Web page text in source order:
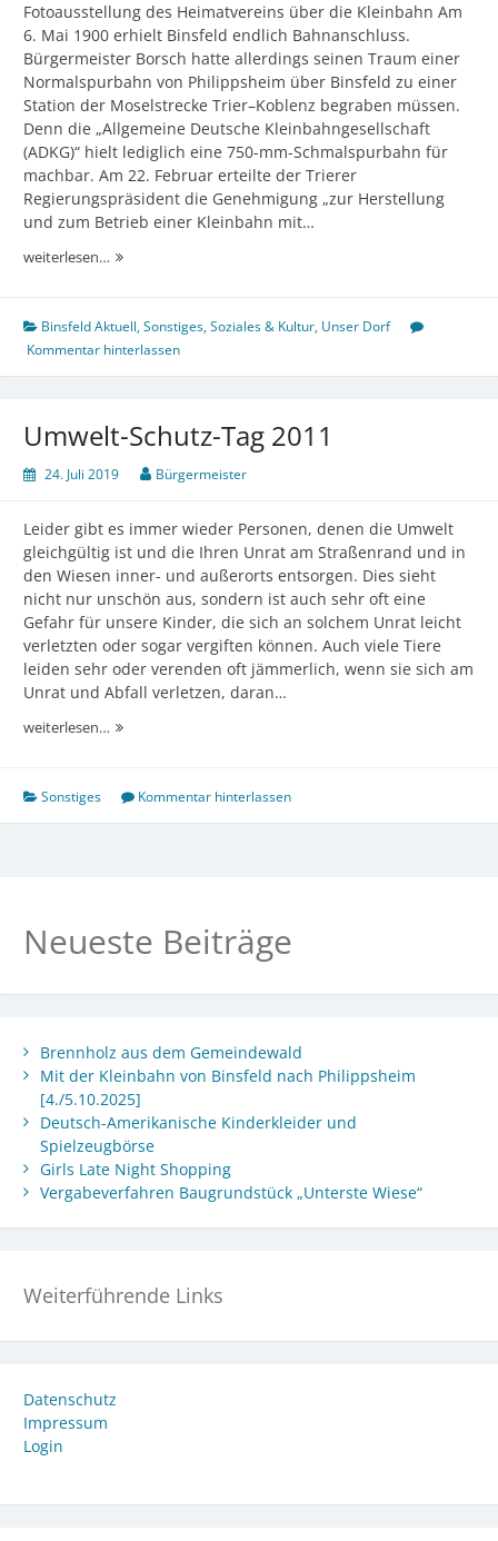
Fotoausstellung des Heimatvereins über die Kleinbahn Am
6. Mai 1900 erhielt Binsfeld endlich Bahnanschluss.
Bürgermeister Borsch hatte allerdings seinen Traum einer
Normalspurbahn von Philippsheim über Binsfeld zu einer
Station der Moselstrecke Trier–Koblenz begraben müssen.
Denn die „Allgemeine Deutsche Kleinbahngesellschaft
(ADKG)“ hielt lediglich eine 750-mm-Schmalspurbahn für
machbar. Am 22. Februar erteilte der Trierer
Regierungspräsident die Genehmigung „zur Herstellung
und zum Betrieb einer Kleinbahn mit…
weiterlesen… Mit
Binsfeld
nach
Philippsheim
Binsfeld Aktuell,Sonstiges,Soziales & Kultur, Unser Dorf
Kommentar hinterlassen
Umwelt-Schutz-Tag 2011
24. Juli 2019 Bürgermeister
Leider gibt es immer wieder Personen, denen die Umwelt
gleichgültig ist und die Ihren Unrat am Straßenrand und in
den Wiesen inner- und außerorts entsorgen. Dies sieht
nicht nur unschön aus, sondern ist auch sehr oft eine
Gefahr für unsere Kinder, die sich an solchem Unrat leicht
verletzten oder sogar vergiften können. Auch viele Tiere
leiden sehr oder verenden oft jämmerlich, wenn sie sich am
Unrat und Abfall verletzen, daran…
weiterlesen… Umwelt-
Sonstiges Kommentar hinterlassen
Neueste Beiträge
Brennholz aus dem Gemeindewald
Mit der Kleinbahn von Binsfeld nach Philippsheim
[4./5.10.2025]
Deutsch-Amerikanische Kinderkleider und
Spielzeugbörse
Girls Late Night Shopping
Vergabeverfahren Baugrundstück „Unterste Wiese“
Weiterführende Links
Datenschutz
Impressum
Login